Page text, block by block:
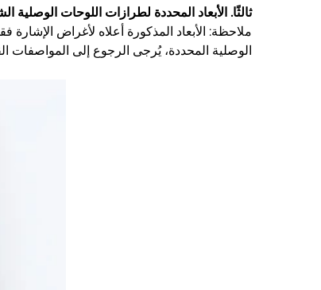
ثالثًا. الأبعاد المحددة لطرازات اللوحات الوصلية
ملاحظة: الأبعاد المذكورة أعلاه لأغراض
الوصلية المحددة، يُرجى الرجوع إلى المواصفات